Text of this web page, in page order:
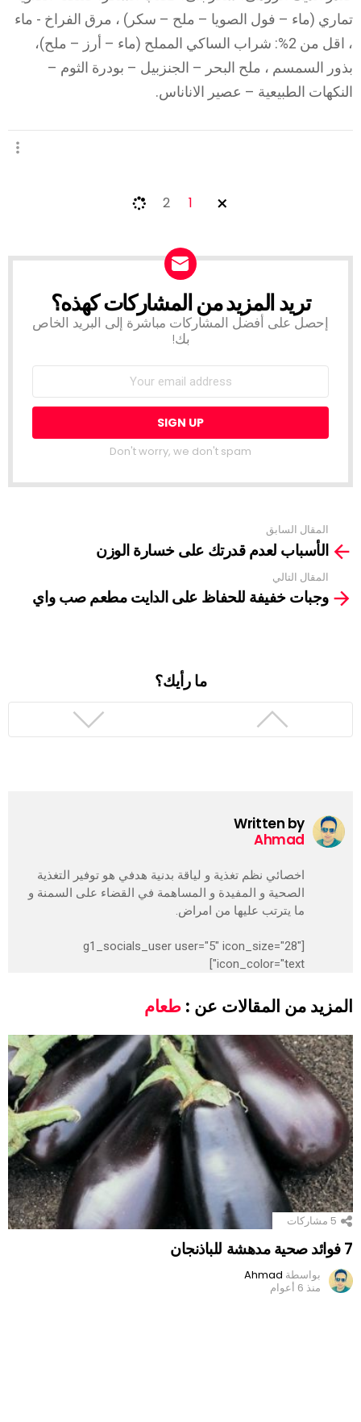
تماري (ماء – فول الصويا – ملح – سكر) ، مرق الفراخ - ماء
، اقل من 2%: شراب الساكي المملح (ماء – أرز – ملح)،
بذور السمسم ، ملح البحر – الجنزبيل – بودرة الثوم –
النكهات الطبيعية – عصير الاناناس.
1
2
NEWSLETTER
تريد المزيد من المشاركات كهذه؟
إحصل على أفضل المشاركات مباشرة إلى البريد الخاص
بك!
Don't worry, we don't spam
more
المقال السابق
الأسباب لعدم قدرتك على خسارة الوزن
المقال التالي
وجبات خفيفة للحفاظ على الدايت مطعم صب واي
ما رأيك؟
Written by
Ahmad
اخصائي نظم تغذية و لياقة بدنية هدفي هو توفير التغذية
الصحية و المفيدة و المساهمة في القضاء على السمنة و
ما يترتب عليها من امراض.
[g1_socials_user user="5" icon_size="28"
icon_color="text"]
المزيد من المقالات عن : طعام
5 مشاركات
7 فوائد صحية مدهشة للباذنجان
بواسطة Ahmad
منذ 6 أعوام